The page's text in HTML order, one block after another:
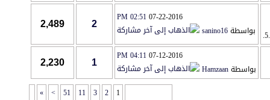
07-22-2016
02:51 PM
بواسطةsanino16
2
2,489
07-12-2016
04:11 PM
بواسطةHamzaan
1
2,230
1
2
3
11
51
>
»